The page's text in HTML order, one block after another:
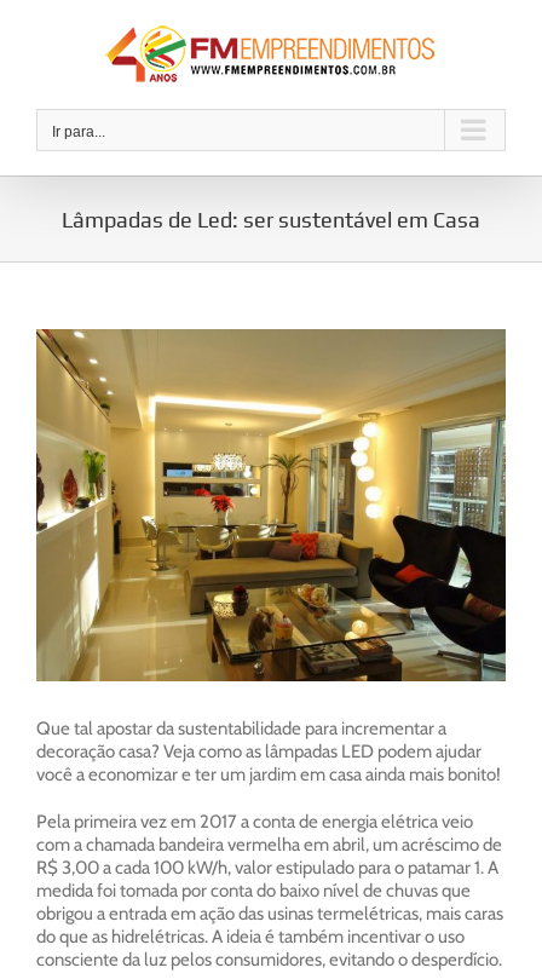
Ir para...
Lâmpadas de Led: ser sustentável em Casa
View
Larger
Image
Que tal apostar da sustentabilidade para incrementar a
decoração casa? Veja como as lâmpadas LED podem ajudar
você a economizar e ter um jardim em casa ainda mais bonito!
Pela primeira vez em 2017 a conta de energia elétrica veio
com a chamada bandeira vermelha em abril, um acréscimo de
R$ 3,00 a cada 100 kW/h, valor estipulado para o patamar 1. A
medida foi tomada por conta do baixo nível de chuvas que
obrigou a entrada em ação das usinas termelétricas, mais caras
do que as hidrelétricas. A ideia é também incentivar o uso
consciente da luz pelos consumidores, evitando o desperdício.